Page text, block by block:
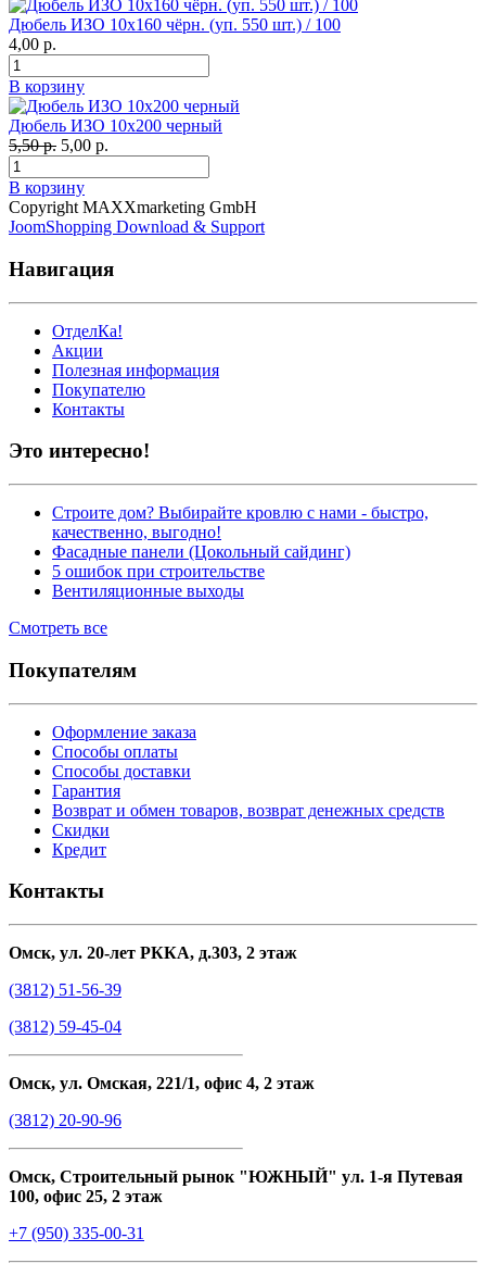
Дюбель ИЗО 10х160 чёрн. (уп. 550 шт.) / 100
4,00 р.
В корзину
Дюбель ИЗО 10х200 черный
5,50 р. 5,00 р.
В корзину
Copyright MAXXmarketing GmbH
JoomShopping Download & Support
Навигация
ОтделКа!
Акции
Полезная информация
Покупателю
Контакты
Это интересно!
Строите дом? Выбирайте кровлю с нами - быстро,
качественно, выгодно!
Фасадные панели (Цокольный сайдинг)
5 ошибок при строительстве
Вентиляционные выходы
Смотреть все
Покупателям
Оформление заказа
Способы оплаты
Способы доставки
Гарантия
Возврат и обмен товаров, возврат денежных средств
Скидки
Кредит
Контакты
Омск, ул. 20-лет РККА, д.303, 2 этаж
(3812) 51-56-39
(3812) 59-45-04
Омск, ул. Омская, 221/1, офис 4, 2 этаж
(3812) 20-90-96
Омск, Строительный рынок "ЮЖНЫЙ" ул. 1-я Путевая
100, офис 25, 2 этаж
+7 (950) 335-00-31